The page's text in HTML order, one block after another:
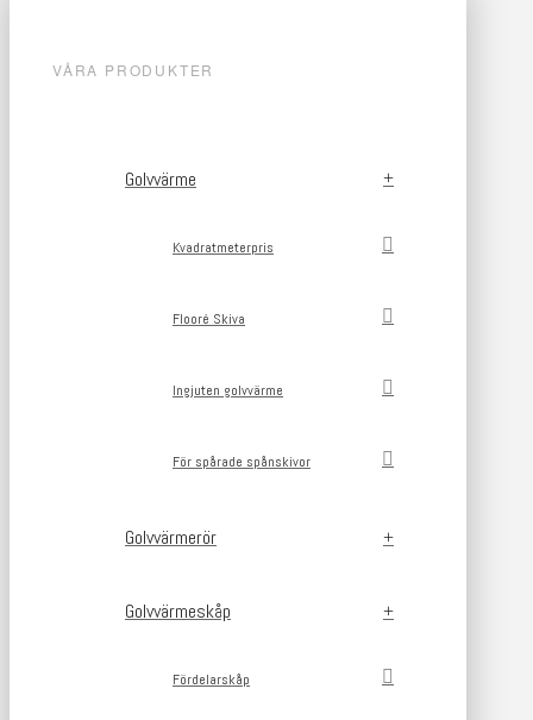
VÅRA PRODUKTER
Golvvärme
Kvadratmeterpris
Flooré Skiva
Ingjuten golvvärme
För spårade spånskivor
Golvvärmerör
Golvvärmeskåp
Fördelarskåp